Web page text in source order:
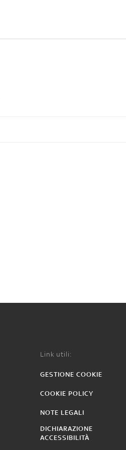
Link utili:
GESTIONE COOKIE
COOKIE POLICY
NOTE LEGALI
DICHIARAZIONE
ACCESSIBILITÀ